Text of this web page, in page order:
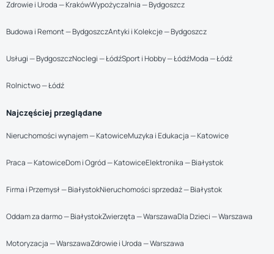
Zdrowie i Uroda — KrakówWypożyczalnia — Bydgoszcz
Budowa i Remont — BydgoszczAntyki i Kolekcje — Bydgoszcz
Usługi — BydgoszczNoclegi — ŁódźSport i Hobby — ŁódźModa — Łódź
Rolnictwo — Łódź
Najczęściej przeglądane
Nieruchomości wynajem — KatowiceMuzyka i Edukacja — Katowice
Praca — KatowiceDom i Ogród — KatowiceElektronika — Białystok
Firma i Przemysł — BiałystokNieruchomości sprzedaż — Białystok
Oddam za darmo — BiałystokZwierzęta — WarszawaDla Dzieci — Warszawa
Motoryzacja — WarszawaZdrowie i Uroda — Warszawa